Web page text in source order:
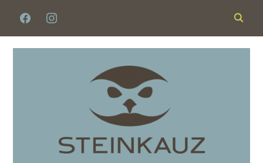
FACEBOOKINSTAGRAM